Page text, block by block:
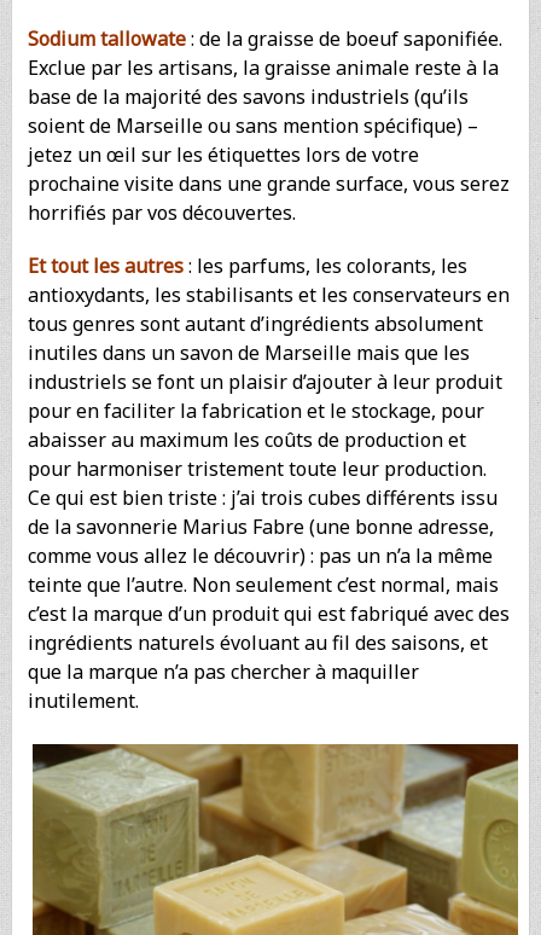
Sodium tallowate: de la graisse de boeuf saponifiée.
Exclue par les artisans, la graisse animale reste à la
base de la majorité des savons industriels (qu’ils
soient de Marseille ou sans mention spécifique) –
jetez un œil sur les étiquettes lors de votre
prochaine visite dans une grande surface, vous serez
horrifiés par vos découvertes.
Et tout les autres: les parfums, les colorants, les
antioxydants, les stabilisants et les conservateurs en
tous genres sont autant d’ingrédients absolument
inutiles dans un savon de Marseille mais que les
industriels se font un plaisir d’ajouter à leur produit
pour en faciliter la fabrication et le stockage, pour
abaisser au maximum les coûts de production et
pour harmoniser tristement toute leur production.
Ce qui est bien triste : j’ai trois cubes différents issu
de la savonnerie Marius Fabre (une bonne adresse,
comme vous allez le découvrir) : pas un n’a la même
teinte que l’autre. Non seulement c’est normal, mais
c’est la marque d’un produit qui est fabriqué avec des
ingrédients naturels évoluant au fil des saisons, et
que la marque n’a pas chercher à maquiller
inutilement.